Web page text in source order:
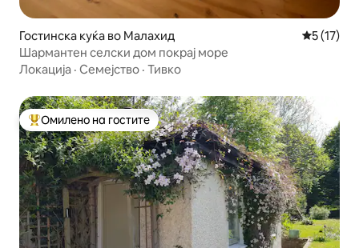
Гостинска куќа во Малахид
5 (17)
Шармантен селски дом покрај море
Локација · Семејство · Тивко
Меѓу најуспешните „Омилени на гостите“
Омилено на гостите